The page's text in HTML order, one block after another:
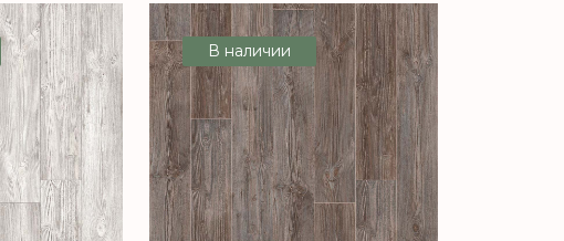
В наличии